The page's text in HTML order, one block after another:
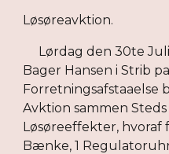
Løsøreavktion.
Lørdag den 30te Juli
Bager Hansen i Strib
Avktion sammen Steds
Løsøreeffekter, hvoraf
Bænke, 1